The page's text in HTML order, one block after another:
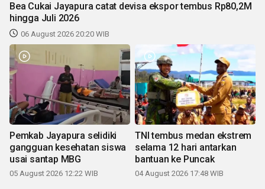
Bea Cukai Jayapura catat devisa ekspor tembus Rp80,2M
hingga Juli 2026
06 August 2026 20:20 WIB
Pemkab Jayapura selidiki
gangguan kesehatan siswa
usai santap MBG
05 August 2026 12:22 WIB
TNI tembus medan ekstrem
selama 12 hari antarkan
bantuan ke Puncak
04 August 2026 17:48 WIB